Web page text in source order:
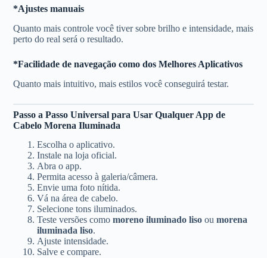
*Ajustes manuais
Quanto mais controle você tiver sobre brilho e intensidade, mais
perto do real será o resultado.
*Facilidade de navegação como dos Melhores Aplicativos
Quanto mais intuitivo, mais estilos você conseguirá testar.
Passo a Passo Universal para Usar Qualquer App de
Cabelo Morena Iluminada
Escolha o aplicativo.
Instale na loja oficial.
Abra o app.
Permita acesso à galeria/câmera.
Envie uma foto nítida.
Vá na área de cabelo.
Selecione tons iluminados.
Teste versões comomoreno iluminado liso oumorena
iluminada liso.
Ajuste intensidade.
Salve e compare.